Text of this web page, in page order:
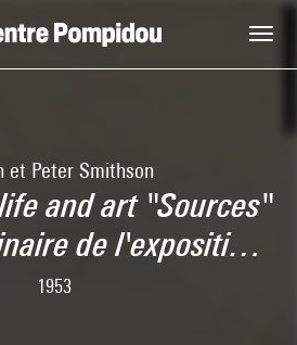
et Peter Smithson
and art "Sources"
de l'expositi…
1953